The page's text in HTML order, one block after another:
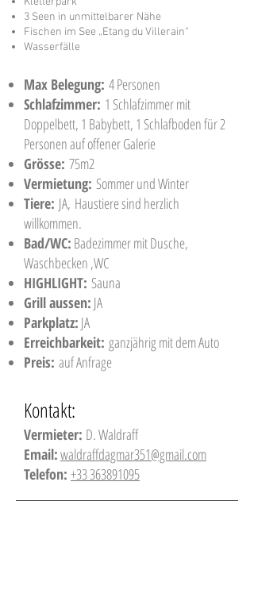
3 Seen in unmittelbarer Nähe
Fischen im See „Etang du Villerain“
Wasserfälle
Max Belegung: 4 Personen
Schlafzimmer: 1 Schlafzimmer mit
Doppelbett, 1 Babybett, 1 Schlafboden für 2
Personen auf offener Galerie
Grösse: 75m2
Vermietung: Sommer und Winter
Tiere: JA, Haustiere sind herzlich
willkommen.
Bad/WC: Badezimmer mit Dusche,
Waschbecken ,WC
HIGHLIGHT: Sauna
Grill aussen: JA
Parkplatz: JA
Erreichbarkeit: ganzjährig mit dem Auto
Preis: auf Anfrage
Kontakt:
Vermieter: D. Waldraff
Email:waldraffdagmar351@gmail.com
Telefon: +33 363891095